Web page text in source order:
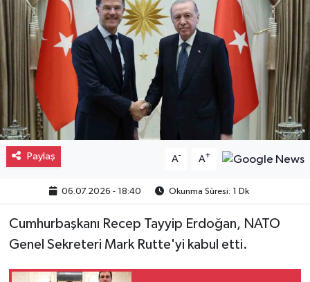
Paylaş A- A+
06.07.2026 - 18:40 Okunma Süresi: 1 Dk
Cumhurbaşkanı Recep Tayyip Erdoğan, NATO
Genel Sekreteri Mark Rutte'yi kabul etti.
Magazin
Gayrimenkul
Eğitim